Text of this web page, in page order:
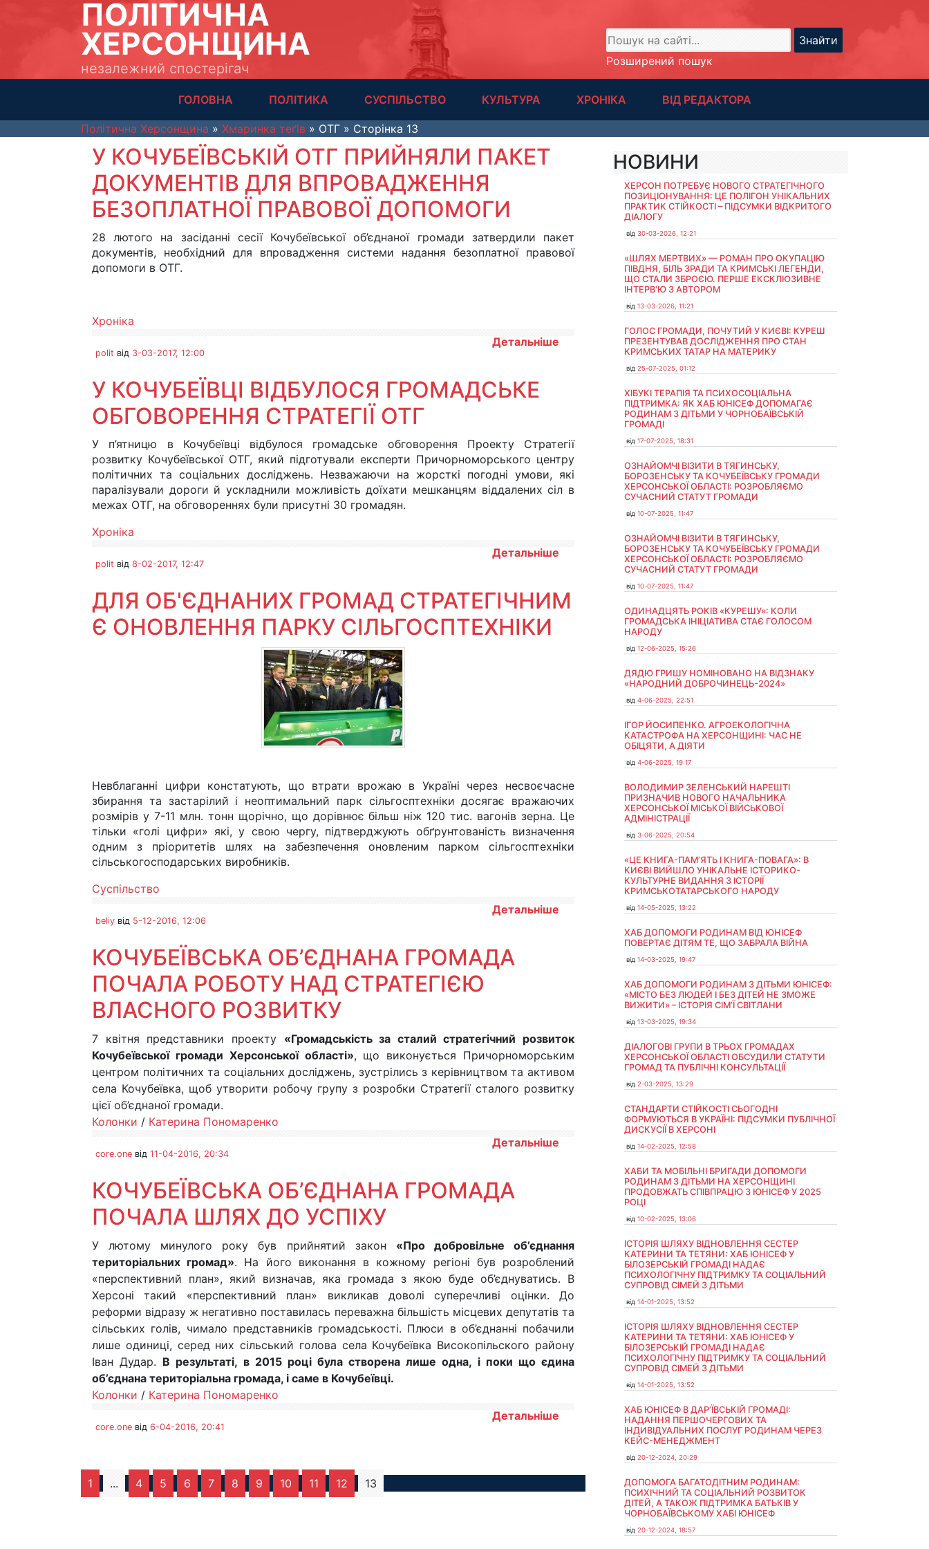
ПОЛІТИЧНА
ХЕРСОНЩИНА
незалежний спостерігач
Знайти
Розширений пошук
ГОЛОВНА ПОЛІТИКА СУСПІЛЬСТВО КУЛЬТУРА ХРОНІКА ВІД РЕДАКТОРА
Політична Херсонщина » Хмаринка теґів » ОТГ » Сторінка 13
У КОЧУБЕЇВСЬКІЙ ОТГ ПРИЙНЯЛИ ПАКЕТ
ДОКУМЕНТІВ ДЛЯ ВПРОВАДЖЕННЯ
БЕЗОПЛАТНОЇ ПРАВОВОЇ ДОПОМОГИ
28 лютого на засіданні сесії Кочубеївської об’єднаної громади затвердили пакет
документів, необхідний для впровадження системи надання безоплатної правової
допомоги в ОТГ.
Хроніка
Детальніше
polit від 3-03-2017, 12:00
У КОЧУБЕЇВЦІ ВІДБУЛОСЯ ГРОМАДСЬКЕ
ОБГОВОРЕННЯ СТРАТЕГІЇ ОТГ
У п’ятницю в Кочубеївці відбулося громадське обговорення Проекту Стратегії
розвитку Кочубеївської ОТГ, який підготували експерти Причорноморського центру
політичних та соціальних досліджень. Незважаючи на жорсткі погодні умови, які
паралізували дороги й ускладнили можливість доїхати мешканцям віддалених сіл в
межах ОТГ, на обговореннях були присутні 30 громадян.
Хроніка
Детальніше
polit від 8-02-2017, 12:47
ДЛЯ ОБ'ЄДНАНИХ ГРОМАД СТРАТЕГІЧНИМ
Є ОНОВЛЕННЯ ПАРКУ СІЛЬГОСПТЕХНІКИ
Невблаганні цифри констатують, що втрати врожаю в Україні через несвоєчасне
збирання та застарілий і неоптимальний парк сільгосптехніки досягає вражаючих
розмірів у 7-11 млн. тонн щорічно, що дорівнює більш ніж 120 тис. вагонів зерна. Це
тільки «голі цифри» які, у свою чергу, підтверджують обґрунтованість визначення
одним з пріоритетів шлях на забезпечення оновленим парком сільгосптехніки
сільськогосподарських виробників.
Суспільство
Детальніше
beliy від 5-12-2016, 12:06
КОЧУБЕЇВСЬКА ОБ’ЄДНАНА ГРОМАДА
ПОЧАЛА РОБОТУ НАД СТРАТЕГІЄЮ
ВЛАСНОГО РОЗВИТКУ
7 квітня представники проекту «Громадськість за сталий стратегічний розвиток
Кочубеївської громади Херсонської області», що виконується Причорноморським
центром політичних та соціальних досліджень, зустрілись з керівництвом та активом
села Кочубеївка, щоб утворити робочу групу з розробки Стратегії сталого розвитку
цієї об’єднаної громади.
Колонки / Катерина Пономаренко
Детальніше
core.one від 11-04-2016, 20:34
КОЧУБЕЇВСЬКА ОБ’ЄДНАНА ГРОМАДА
ПОЧАЛА ШЛЯХ ДО УСПІХУ
У лютому минулого року був прийнятий закон «Про добровільне об’єднання
територіальних громад». На його виконання в кожному регіоні був розроблений
«перспективний план», який визначав, яка громада з якою буде об’єднуватись. В
Херсоні такий «перспективний план» викликав доволі суперечливі оцінки. До
реформи відразу ж негативно поставилась переважна більшість місцевих депутатів та
сільських голів, чимало представників громадськості. Плюси в об’єднанні побачили
лише одиниці, серед них сільський голова села Кочубеївка Високопільского району
Іван Дудар. В результаті, в 2015 році була створена лише одна, і поки що єдина
об’єднана територіальна громада, і саме в Кочубеївці.
Колонки / Катерина Пономаренко
Детальніше
core.one від 6-04-2016, 20:41
1 ... 4 5 6 7 8 9 10 11 12 13
НОВИНИ
ХЕРСОН ПОТРЕБУЄ НОВОГО СТРАТЕГІЧНОГО
ПОЗИЦІОНУВАННЯ: ЦЕ ПОЛІГОН УНІКАЛЬНИХ
ПРАКТИК СТІЙКОСТІ – ПІДСУМКИ ВІДКРИТОГО
ДІАЛОГУ
від 30-03-2026, 12:21
«ШЛЯХ МЕРТВИХ» — РОМАН ПРО ОКУПАЦІЮ
ПІВДНЯ, БІЛЬ ЗРАДИ ТА КРИМСЬКІ ЛЕГЕНДИ,
ЩО СТАЛИ ЗБРОЄЮ. ПЕРШЕ ЕКСКЛЮЗИВНЕ
ІНТЕРВ'Ю З АВТОРОМ
від 13-03-2026, 11:21
ГОЛОС ГРОМАДИ, ПОЧУТИЙ У КИЄВІ: КУРЕШ
ПРЕЗЕНТУВАВ ДОСЛІДЖЕННЯ ПРО СТАН
КРИМСЬКИХ ТАТАР НА МАТЕРИКУ
від 25-07-2025, 01:12
ХІБУКІ ТЕРАПІЯ ТА ПСИХОСОЦІАЛЬНА
ПІДТРИМКА: ЯК ХАБ ЮНІСЕФ ДОПОМАГАЄ
РОДИНАМ З ДІТЬМИ У ЧОРНОБАЇВСЬКІЙ
ГРОМАДІ
від 17-07-2025, 18:31
ОЗНАЙОМЧІ ВІЗИТИ В ТЯГИНСЬКУ,
БОРОЗЕНСЬКУ ТА КОЧУБЕЇВСЬКУ ГРОМАДИ
ХЕРСОНСЬКОЇ ОБЛАСТІ: РОЗРОБЛЯЄМО
СУЧАСНИЙ СТАТУТ ГРОМАДИ
від 10-07-2025, 11:47
ОЗНАЙОМЧІ ВІЗИТИ В ТЯГИНСЬКУ,
БОРОЗЕНСЬКУ ТА КОЧУБЕЇВСЬКУ ГРОМАДИ
ХЕРСОНСЬКОЇ ОБЛАСТІ: РОЗРОБЛЯЄМО
СУЧАСНИЙ СТАТУТ ГРОМАДИ
від 10-07-2025, 11:47
ОДИНАДЦЯТЬ РОКІВ «КУРЕШУ»: КОЛИ
ГРОМАДСЬКА ІНІЦІАТИВА СТАЄ ГОЛОСОМ
НАРОДУ
від 12-06-2025, 15:26
ДЯДЮ ГРИШУ НОМІНОВАНО НА ВІДЗНАКУ
«НАРОДНИЙ ДОБРОЧИНЕЦЬ-2024»
від 4-06-2025, 22:51
ІГОР ЙОСИПЕНКО. АГРОЕКОЛОГІЧНА
КАТАСТРОФА НА ХЕРСОНЩИНІ: ЧАС НЕ
ОБІЦЯТИ, А ДІЯТИ
від 4-06-2025, 19:17
ВОЛОДИМИР ЗЕЛЕНСЬКИЙ НАРЕШТІ
ПРИЗНАЧИВ НОВОГО НАЧАЛЬНИКА
ХЕРСОНСЬКОЇ МІСЬКОЇ ВІЙСЬКОВОЇ
АДМІНІСТРАЦІЇ
від 3-06-2025, 20:54
«ЦЕ КНИГА-ПАМ’ЯТЬ І КНИГА-ПОВАГА»: В
КИЄВІ ВИЙШЛО УНІКАЛЬНЕ ІСТОРИКО-
КУЛЬТУРНЕ ВИДАННЯ З ІСТОРІЇ
КРИМСЬКОТАТАРСЬКОГО НАРОДУ
від 14-05-2025, 13:22
ХАБ ДОПОМОГИ РОДИНАМ ВІД ЮНІСЕФ
ПОВЕРТАЄ ДІТЯМ ТЕ, ЩО ЗАБРАЛА ВІЙНА
від 14-03-2025, 19:47
ХАБ ДОПОМОГИ РОДИНАМ З ДІТЬМИ ЮНІСЕФ:
«МІСТО БЕЗ ЛЮДЕЙ І БЕЗ ДІТЕЙ НЕ ЗМОЖЕ
ВИЖИТИ» – ІСТОРІЯ СІМʼЇ СВІТЛАНИ
від 13-03-2025, 19:34
ДІАЛОГОВІ ГРУПИ В ТРЬОХ ГРОМАДАХ
ХЕРСОНСЬКОЇ ОБЛАСТІ ОБСУДИЛИ СТАТУТИ
ГРОМАД ТА ПУБЛІЧНІ КОНСУЛЬТАЦІЇ
від 2-03-2025, 13:29
СТАНДАРТИ СТІЙКОСТІ СЬОГОДНІ
ФОРМУЮТЬСЯ В УКРАЇНІ: ПІДСУМКИ ПУБЛІЧНОЇ
ДИСКУСІЇ В ХЕРСОНІ
від 14-02-2025, 12:58
ХАБИ ТА МОБІЛЬНІ БРИГАДИ ДОПОМОГИ
РОДИНАМ З ДІТЬМИ НА ХЕРСОНЩИНІ
ПРОДОВЖАТЬ СПІВПРАЦЮ З ЮНІСЕФ У 2025
РОЦІ
від 10-02-2025, 13:06
ІСТОРІЯ ШЛЯХУ ВІДНОВЛЕННЯ СЕСТЕР
КАТЕРИНИ ТА ТЕТЯНИ: ХАБ ЮНІСЕФ У
БІЛОЗЕРСЬКІЙ ГРОМАДІ НАДАЄ
ПСИХОЛОГІЧНУ ПІДТРИМКУ ТА СОЦІАЛЬНИЙ
СУПРОВІД СІМЕЙ З ДІТЬМИ
від 14-01-2025, 13:52
ІСТОРІЯ ШЛЯХУ ВІДНОВЛЕННЯ СЕСТЕР
КАТЕРИНИ ТА ТЕТЯНИ: ХАБ ЮНІСЕФ У
БІЛОЗЕРСЬКІЙ ГРОМАДІ НАДАЄ
ПСИХОЛОГІЧНУ ПІДТРИМКУ ТА СОЦІАЛЬНИЙ
СУПРОВІД СІМЕЙ З ДІТЬМИ
від 14-01-2025, 13:52
ХАБ ЮНІСЕФ В ДАР’ЇВСЬКІЙ ГРОМАДІ:
НАДАННЯ ПЕРШОЧЕРГОВИХ ТА
ІНДИВІДУАЛЬНИХ ПОСЛУГ РОДИНАМ ЧЕРЕЗ
КЕЙС-МЕНЕДЖМЕНТ
від 20-12-2024, 20:29
ДОПОМОГА БАГАТОДІТНИМ РОДИНАМ:
ПСИХІЧНИЙ ТА СОЦІАЛЬНИЙ РОЗВИТОК
ДІТЕЙ, А ТАКОЖ ПІДТРИМКА БАТЬКІВ У
ЧОРНОБАЇВСЬКОМУ ХАБІ ЮНІСЕФ
від 20-12-2024, 18:57